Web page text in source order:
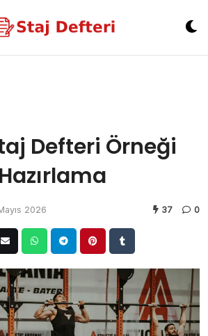
Defteri Örneği
2026 37 0